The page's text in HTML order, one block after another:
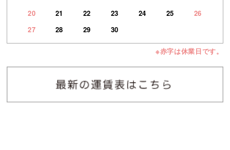
20
21 22 23 24 25
26
27
28 29 30
※赤字は休業日です。